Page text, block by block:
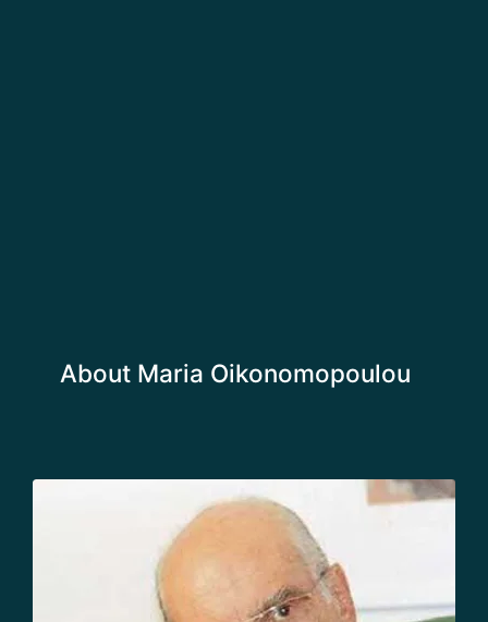
About Maria Οikonomopoulou